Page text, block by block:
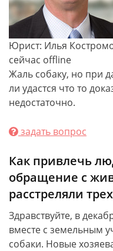
Юрист: Илья
сейчас offline
Жаль собаку, но при
ли удастся что то
недостаточно.
задать вопрос
Как привлечь
обращение с
расстреляли
Здравствуйте, в
вместе с земельным
собаки. Новые